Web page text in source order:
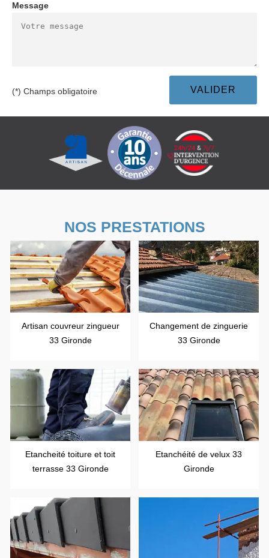
Message
(*) Champs obligatoire
NOS PRESTATIONS
Artisan couvreur zingueur
33 Gironde
Changement de zinguerie
33 Gironde
Etancheité toiture et toit
terrasse 33 Gironde
Etanchéité de velux 33
Gironde